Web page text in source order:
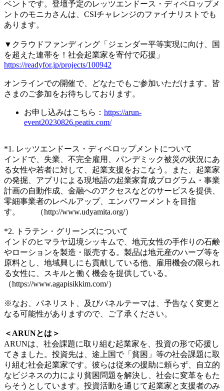
ベントです。登壇予定のレッツエンドース・ディベロップメ
ントのモニカさんは、CSIチャレンジのファイナリストでも
あります。
▼クラウドファンディング「ジェンダー平等実現に向け、国
を超えた連帯を！社会起業家を寄付で応援」
https://readyfor.jp/projects/100942
オンラインでの開催で、どなたでもご参加いただけます。皆
さまのご参加をお待ちしております。
お申し込みはこちら： https://arun-
event20230826.peatix.com/
*1. レッツエンドース・ディベロップメントについて
インドで、失業、不完全雇用、パンデミック被災の状況にあ
る女性や若者に対して、起業支援をおこなう。また、起業家
の発掘、アプリによる現地語の起業家育成プログラム・事業
計画の自動作成、金融へのアクセスなどのサービスを提供、
零細事業者のレベルアップ、エンパワーメントを目指
す。 （http://www.udyamita.org/）
*2. トラテン・グリーンズについて
インドのヒマラヤ辺境シッキムで、地元女性の手作りの石鹸
やローションを製造・販売する。製品は地元産のハーブ等を
原料とし、地域興しにも貢献している他、雇用機会の限られ
る女性に、スキルと働く機会を提供している。
（https://www.agapisikkim.com/）
※なお、パネリスト、及びパネルテーマは、予告なく変更と
なる可能性がありますので、ご了承ください。
＜ARUNとは＞
ARUNは、社会課題に取り組む起業家を、投資の形で応援し
てきました。投資先は、途上国で「貧困」等の社会課題に取
り組む社会起業家です。彼らは従来の援助に頼らず、自立的
なビジネスの力により貧困問題を解決し、社会に変革をもた
らそうとしています。投資活動を通じて起業家と支援者のみ